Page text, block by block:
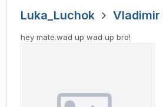
Luka_Luchok Vladimir
hey mate.wad up wad up bro!